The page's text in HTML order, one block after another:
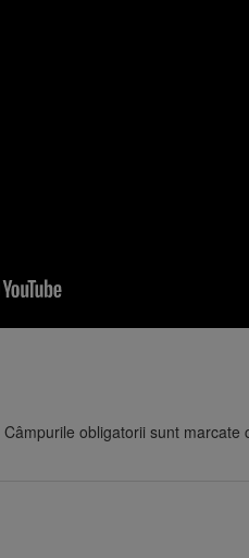
Câmpurile obligatorii sunt marcate